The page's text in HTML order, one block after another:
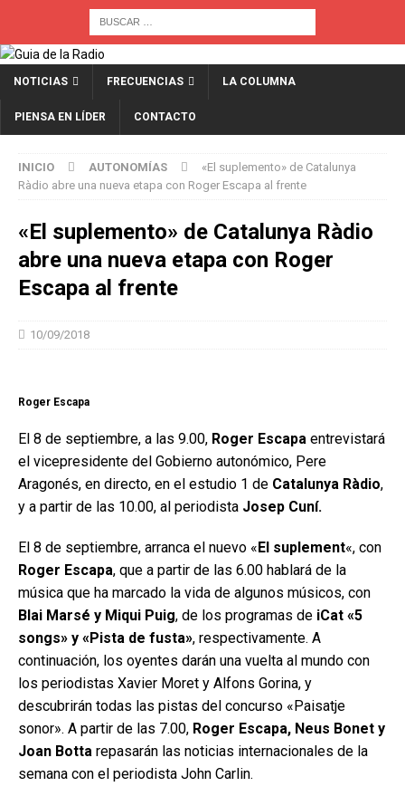
NOTICIAS FRECUENCIAS LA COLUMNA
PIENSA EN LÍDER CONTACTO
INICIO AUTONOMÍAS
«El suplemento» de Catalunya
Ràdio abre una nueva etapa con Roger Escapa al frente
«El suplemento» de Catalunya Ràdio
abre una nueva etapa con Roger
Escapa al frente
10/09/2018
Roger Escapa
El 8 de septiembre, a las 9.00, Roger Escapa entrevistará
el vicepresidente del Gobierno autonómico, Pere
Aragonés, en directo, en el estudio 1 de Catalunya Ràdio,
y a partir de las 10.00, al periodista Josep Cuní.
El 8 de septiembre, arranca el nuevo «El suplement«, con
Roger Escapa, que a partir de las 6.00 hablará de la
música que ha marcado la vida de algunos músicos, con
Blai Marsé y Miqui Puig, de los programas de iCat «5
songs» y «Pista de fusta», respectivamente. A
continuación, los oyentes darán una vuelta al mundo con
los periodistas Xavier Moret y Alfons Gorina, y
descubrirán todas las pistas del concurso «Paisatje
sonor». A partir de las 7.00, Roger Escapa, Neus Bonet y
Joan Botta repasarán las noticias internacionales de la
semana con el periodista John Carlin.